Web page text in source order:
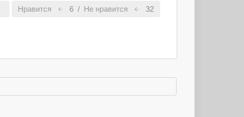
Нравится 6 / Не нравится 32